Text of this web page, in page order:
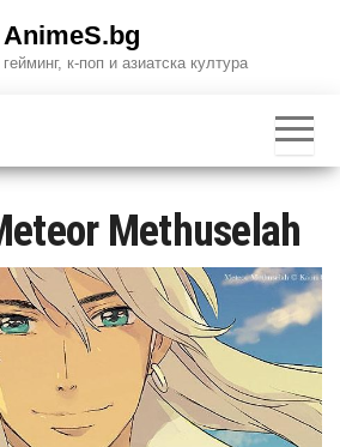
AnimeS.bg
к-поп и азиатска култура
Methuselah